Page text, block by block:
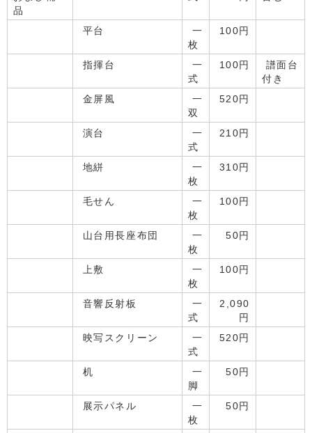
品
平台
一
枚
100円
指揮台
一
式
100円
譜面台
付き
金屏風
一
双
520円
演台
一
式
210円
地絣
一
枚
310円
毛せん
一
枚
100円
山台用長座布団
一
枚
50円
上敷
一
枚
100円
音響反射板
一
式
2,090
円
映写スクリーン
一
式
520円
机
一
脚
50円
展示パネル
一
枚
50円